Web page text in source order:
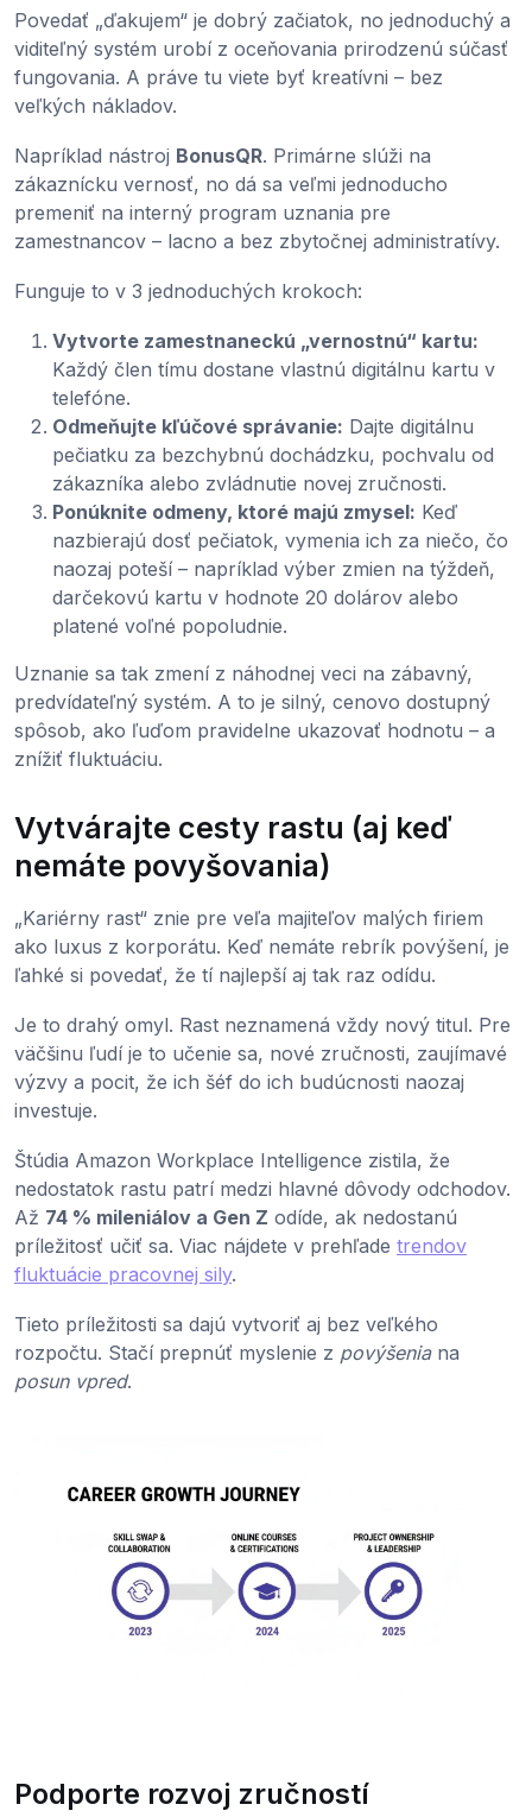
Povedať „ďakujem“ je dobrý začiatok, no jednoduchý a
viditeľný systém urobí z oceňovania prirodzenú súčasť
fungovania. A práve tu viete byť kreatívni – bez
veľkých nákladov.
Napríklad nástroj BonusQR. Primárne slúži na
zákaznícku vernosť, no dá sa veľmi jednoducho
premeniť na interný program uznania pre
zamestnancov – lacno a bez zbytočnej administratívy.
Funguje to v 3 jednoduchých krokoch:
Vytvorte zamestnaneckú „vernostnú“ kartu:
Každý člen tímu dostane vlastnú digitálnu kartu v
telefóne.
Odmeňujte kľúčové správanie: Dajte digitálnu
pečiatku za bezchybnú dochádzku, pochvalu od
zákazníka alebo zvládnutie novej zručnosti.
Ponúknite odmeny, ktoré majú zmysel: Keď
nazbierajú dosť pečiatok, vymenia ich za niečo, čo
naozaj poteší – napríklad výber zmien na týždeň,
darčekovú kartu v hodnote 20 dolárov alebo
platené voľné popoludnie.
Uznanie sa tak zmení z náhodnej veci na zábavný,
predvídateľný systém. A to je silný, cenovo dostupný
spôsob, ako ľuďom pravidelne ukazovať hodnotu – a
znížiť fluktuáciu.
Vytvárajte cesty rastu (aj keď
nemáte povyšovania)
„Kariérny rast“ znie pre veľa majiteľov malých firiem
ako luxus z korporátu. Keď nemáte rebrík povýšení, je
ľahké si povedať, že tí najlepší aj tak raz odídu.
Je to drahý omyl. Rast neznamená vždy nový titul. Pre
väčšinu ľudí je to učenie sa, nové zručnosti, zaujímavé
výzvy a pocit, že ich šéf do ich budúcnosti naozaj
investuje.
Štúdia Amazon Workplace Intelligence zistila, že
nedostatok rastu patrí medzi hlavné dôvody odchodov.
Až 74 % mileniálov a Gen Z odíde, ak nedostanú
príležitosť učiť sa. Viac nájdete v prehľade trendov
fluktuácie pracovnej sily.
Tieto príležitosti sa dajú vytvoriť aj bez veľkého
rozpočtu. Stačí prepnúť myslenie z povýšeniana
posun vpred.
Podporte rozvoj zručností